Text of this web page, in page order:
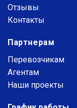
Отзывы
Контакты
Партнерам
Перевозчикам
Агентам
Наши проекты